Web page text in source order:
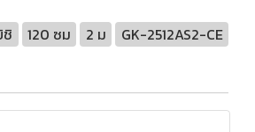
120 ซม 2 ม GK-2512AS2-CE